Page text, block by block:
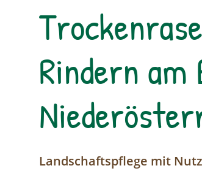
Rindern am
Landschaftspflege mit